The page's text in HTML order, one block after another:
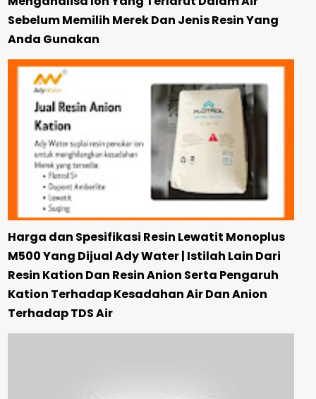
Sebelum Memilih Merek Dan Jenis Resin Yang
Anda Gunakan
Harga dan Spesifikasi Resin Lewatit Monoplus
M500 Yang Dijual Ady Water | Istilah Lain Dari
Resin Kation Dan Resin Anion Serta Pengaruh
Kation Terhadap Kesadahan Air Dan Anion
Terhadap TDS Air